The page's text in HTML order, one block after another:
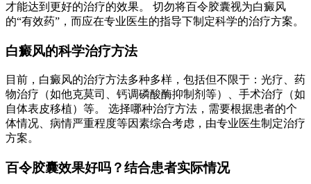
才能达到更好的治疗的效果。 切勿将百令胶囊视为白癜风
的“有效药”，而应在专业医生的指导下制定科学的治疗方案。
白癜风的科学治疗方法
目前，白癜风的治疗方法多种多样，包括但不限于：光疗、药
物治疗（如他克莫司、钙调磷酸酶抑制剂等）、手术治疗（如
自体表皮移植）等。 选择哪种治疗方法，需要根据患者的个
体情况、病情严重程度等因素综合考虑，由专业医生制定治疗
方案。
百令胶囊效果好吗？结合患者实际情况